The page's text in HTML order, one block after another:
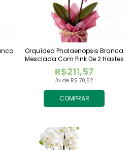
COMPRAR
3x de R$ 70,52
R$211,57
Orquídea Phalaenopsis Branca
Mesclada Com Pink De 2 Hastes